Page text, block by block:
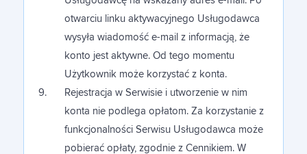
otwarciu linku aktywacyjnego Usługodawca
wysyła wiadomość e-mail z informacją, że
konto jest aktywne. Od tego momentu
Użytkownik może korzystać z konta.
Rejestracja w Serwisie i utworzenie w nim
konta nie podlega opłatom. Za korzystanie z
funkcjonalności Serwisu Usługodawca może
pobierać opłaty, zgodnie z Cennikiem. W